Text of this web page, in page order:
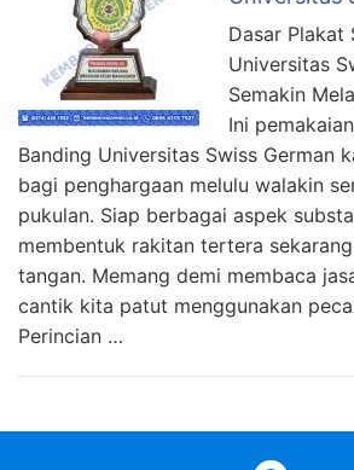
Dasar Plakat
Universitas
Semakin
Ini
Banding Universitas Swiss German
bagi penghargaan melulu walakin
pukulan. Siap berbagai aspek
membentuk rakitan tertera
tangan. Memang demi membaca
cantik kita patut menggunakan
Perincian …